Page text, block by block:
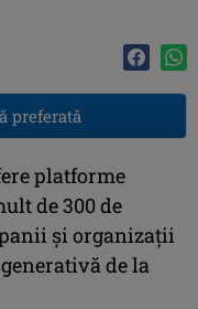
preferată
platforme
de 300 de
şi organizaţii
de la